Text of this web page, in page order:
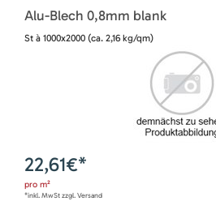
Alu-Blech 0,8mm blank
St à 1000x2000 (ca. 2,16 kg/qm)
22,61€*
pro m²
*inkl. MwSt zzgl. Versand